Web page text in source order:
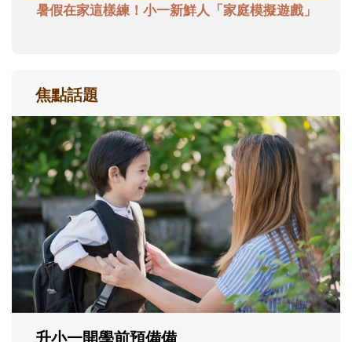
暑假在家這樣練！小一新鮮人「家庭模擬遊戲」
焦點話題
和孩子一起長大的那個男人│讀懂父親的
不同模樣
沒有人天生就擅長當爸爸！男人總是在一次
次「前所未有」的體驗中，跟著孩子一起長
大。從給予安全感的肢體遊戲，到獨立自
主、角色認同及解決問題的能力養成。爸爸
正嘗試用不同的模樣，參與孩子每個重要的